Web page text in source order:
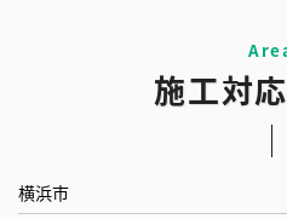
施工対
横浜市